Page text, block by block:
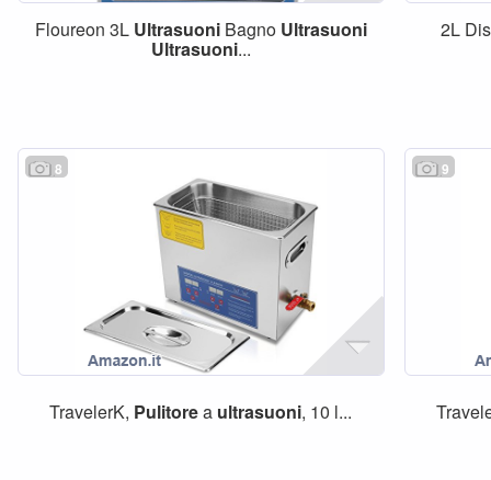
Floureon 3L UltrasuoniBagno Ultrasuoni
Ultrasuoni...
2L
8
TravelerK, Pulitorea ultrasuoni, 10 l...
9